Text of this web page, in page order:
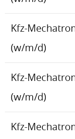
Kfz-
(w/m/d)
Kfz-
(w/m/d)
Kfz-